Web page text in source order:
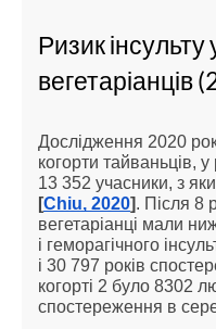
Ризик
вегетаріанців
Дослідження 2020
когорти тайваньців,
13 352 учасники, з
[Chiu, 2020]. Після 8
вегетаріанці мали
і геморагічного
і 30 797 років
когорті 2 було 8302
спостереження в